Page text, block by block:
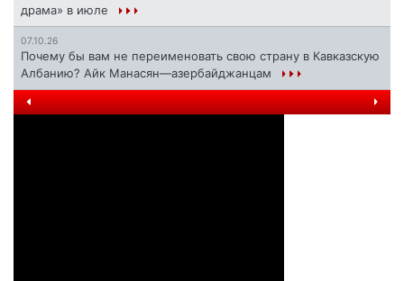
драма» в июле
07.10.26
Почему бы вам не переименовать свою страну в Кавказскую
Албанию? Айк Манасян—азербайджанцам